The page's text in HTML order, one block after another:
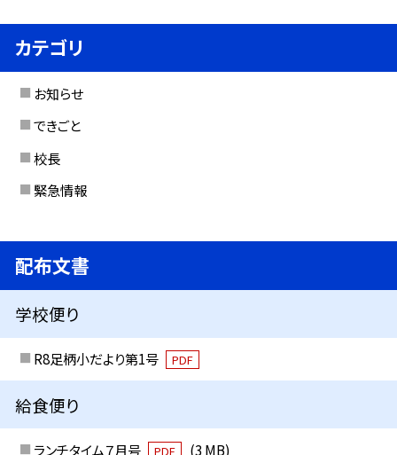
カテゴリ
お知らせ
できごと
校長
緊急情報
配布文書
学校便り
R8足柄小だより第1号 PDF
給食便り
ランチタイム７月号 PDF (3 MB)